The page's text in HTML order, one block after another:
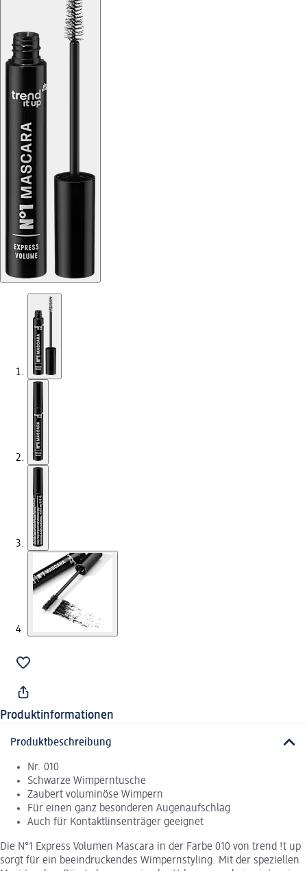
Produktinformationen
Produktbeschreibung
Nr. 010
Schwarze Wimperntusche
Zaubert voluminöse Wimpern
Für einen ganz besonderen Augenaufschlag
Auch für Kontaktlinsenträger geeignet
Die N°1 Express Volumen Mascara in der Farbe 010 von trend !t up
sorgt für ein beeindruckendes Wimpernstyling. Mit der speziellen